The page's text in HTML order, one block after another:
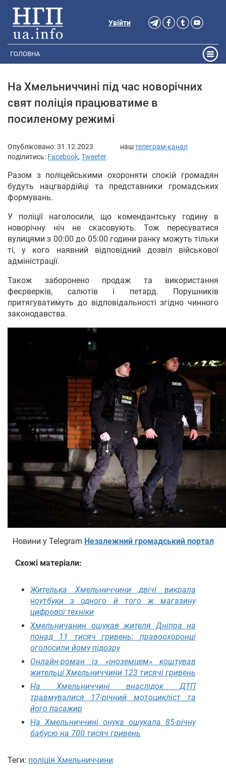
Увійти
ГОЛОВНА
На Хмельниччині під час новорічних
свят поліція працюватиме в
посиленому режимі
Опубліковано:31.12.2023 наштелеграм-канал
поділитись: Facebook, Tweeter
Разом з поліцейськими охороняти спокій громадян
будуть нацгвардійці та представники громадських
формувань.
У поліції наголосили, що комендантську годину в
новорічну ніч не скасовують. Тож пересуватися
вулицями з 00:00 до 05:00 години ранку можуть тільки
ті, у кого наявний відповідний дозвіл військової
адміністрації.
Також заборонено продаж та використання
феєрверків, салютів і петард. Порушників
притягуватимуть до відповідальності згідно чинного
законодавства.
Новини у Telegram Незалежний громадський портал
Схожі матеріали:
Жителька Хмельниччини двічі викрала
ноутбуки з одного й того ж магазину
цифрової техніки
Хмельничанин ошукав жителя Дніпра на
понад 11 тисяч гривень: правоохоронці
оголосили йому підозру
Онлайн-роман із «іноземцем» коштував
жительці Хмельниччини 123 тисячі гривень
На Хмельниччині внаслідок ДТП
травмувалися 17-річний мотоцикліст та
його пасажир
На Хмельниччині онука ошукала 85-річну
бабусю на 700 тисяч гривень
Теги: поліція Хмельниччини